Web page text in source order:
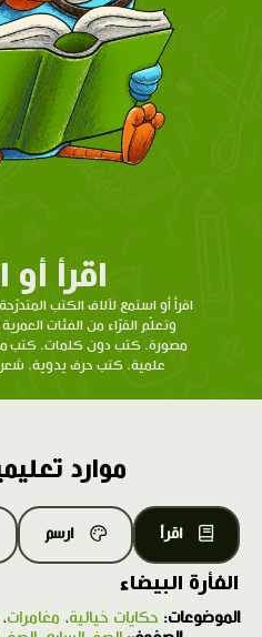
اقرأ
اقرأ أو استمع لآلاف الكتب
وتعلّم القرّاء من الفئات
مصورة، كتب دون كلمات، كتب
علمية، كتب حرف يدوية، شعر
موارد
اقرأ ارسم
الفأرة البيضاء
الموضوعات: حكايات خيالية، مغامرات،